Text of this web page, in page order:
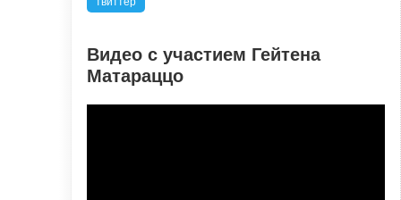
Видео с участием Гейтена
Матараццо